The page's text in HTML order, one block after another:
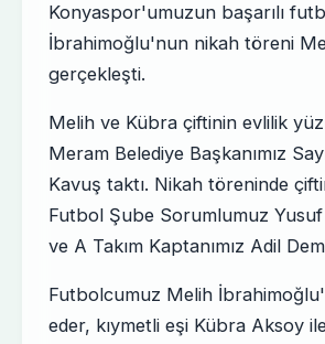
Konyaspor'umuzun başarılı
İbrahimoğlu'nun nikah töreni
gerçekleşti.
Melih ve Kübra çiftinin evlilik
Meram Belediye Başkanımız
Kavuş taktı. Nikah töreninde
Futbol Şube Sorumlumuz Yusuf
ve A Takım Kaptanımız Adil
Futbolcumuz Melih
eder, kıymetli eşi Kübra Aksoy